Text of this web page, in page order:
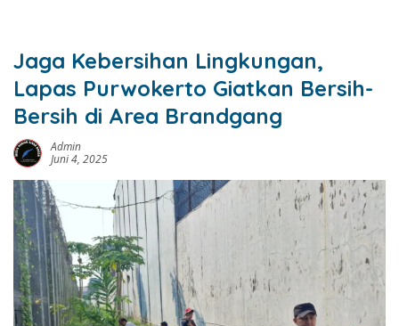
Jaga Kebersihan Lingkungan,
Lapas Purwokerto Giatkan Bersih-
Bersih di Area Brandgang
Admin
Juni 4, 2025